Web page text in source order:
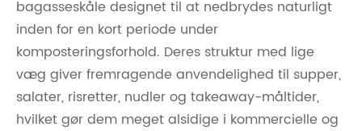
bagasseskåle designet til at nedbrydes naturligt
inden for en kort periode under
komposteringsforhold. Deres struktur med lige
væg giver fremragende anvendelighed til supper,
salater, risretter, nudler og takeaway-måltider,
hvilket gør dem meget alsidige i kommercielle og